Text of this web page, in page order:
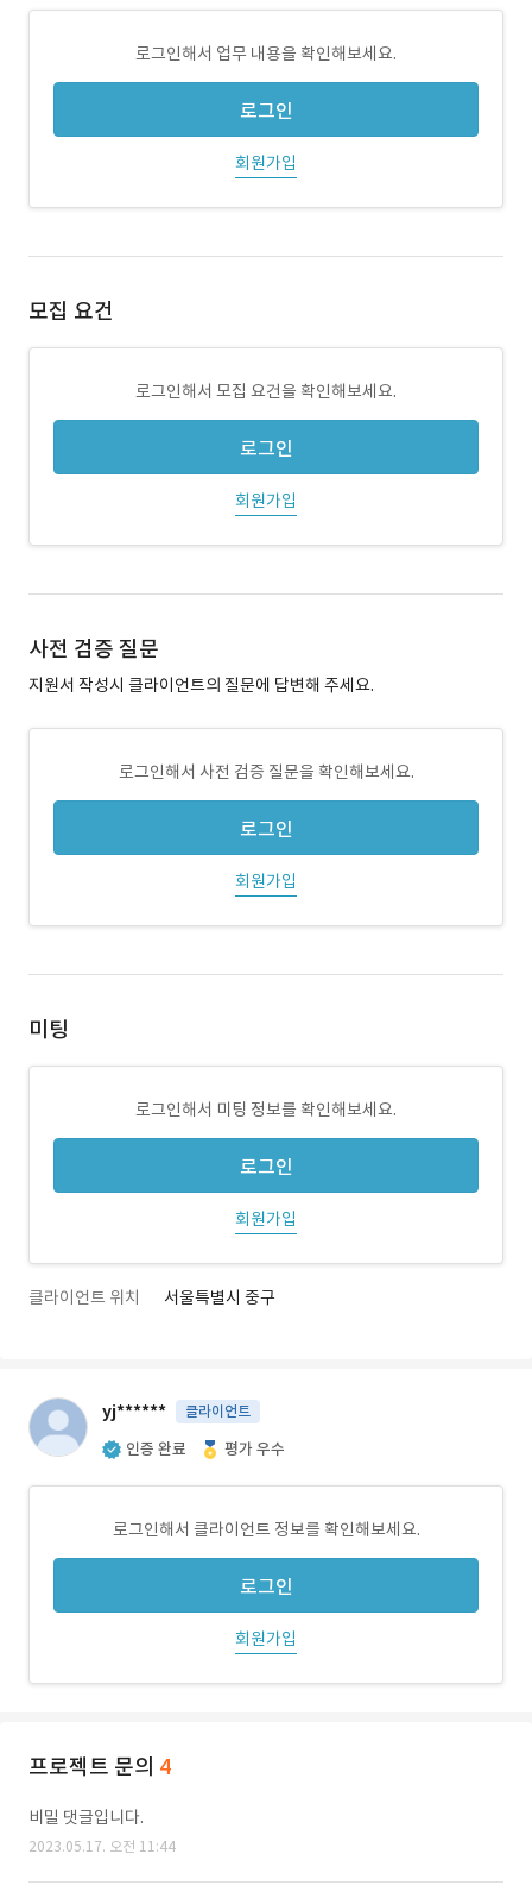
로그인해서 업무 내용을 확인해보세요.
로그인
회원가입
모집 요건
로그인해서 모집 요건을 확인해보세요.
로그인
회원가입
사전 검증 질문
지원서 작성시 클라이언트의 질문에 답변해 주세요.
로그인해서 사전 검증 질문을 확인해보세요.
로그인
회원가입
미팅
로그인해서 미팅 정보를 확인해보세요.
로그인
회원가입
클라이언트 위치 서울특별시 중구
yj****** 클라이언트
인증 완료 평가 우수
로그인해서 클라이언트 정보를 확인해보세요.
로그인
회원가입
프로젝트 문의 4
비밀 댓글입니다.
2023.05.17. 오전 11:44